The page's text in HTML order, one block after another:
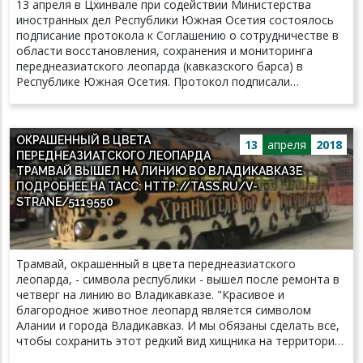
леопардов. — Мы поддерживаем программу
восстановления популяции кавказского барса. Ведь это
наш национальный символ! Идея стилизованного трамвая
показалась нам интересной, мы готовы и в дальнейшем
участвовать в мероприятиях, которые будут
способствовать скорейшему возвращению барса на
принадлежит волонтерам эко-отряда «Барс», который
действует в рамках проекта ИПЭЭ РАН и «РусГидро».
13 апреля в Цхинвале при содействии Министерства
иностранных дел Республики Южная Осетия состоялось
подписание протокола к Соглашению о сотрудничестве в
области восстановления, сохранения и мониторинга
переднеазиатского леопарда (кавказского барса) в
Республике Южная Осетия. Протокол подписали
природопользования РЮО Б.И. Бестауты и старший
научный сотрудник ИПЭЭ РАН А.А. Ячменникова. Ранее
Председателем Комитета геологии, экологии и
природопользования РЮО Б.И. Бестауты и директором
Федерального государственного бюджетного учреждения
науки ИПЭЭ РАН В.В. Рожновым было подписано само
Соглашение. Настоящее Соглашение предусматривает
двустороннее сотрудничество РЮО и ИПЭЭ РАН в сборе
информации и мониторинге экологических аспектов
восстановления переднеазиатского леопарда на
территории Южной Осетии. Программа реализуется
Министерством природных ресурсов и экологии
Российской Федерации при участии Сочинского
национального парка, Кавказского заповедника, ИПЭЭ
РАН, Московского зоопарка, АНО «Центр природы
Кавказа» и Всемирногой фонда природы России, а также
13 апреля 2018
ОКРАШЕННЫЙ В ЦВЕТА
ПЕРЕДНЕАЗИАТСКОГО ЛЕОПАРДА
ТРАМВАЙ ВЫШЕЛ НА ЛИНИЮ ВО ВЛАДИКАВКАЗЕ
ПОДРОБНЕЕ НА ТАСС: HTTP://TASS.RU/V-
STRANE/5119550
Трамвай, окрашенный в цвета переднеазиатского
леопарда, - символа республики - вышел после ремонта в
четверг на линию во Владикавказе. "Красивое и
благородное животное леопард является символом
Алании и города Владикавказ. И мы обязаны сделать все,
чтобы сохранить этот редкий вид хищника на территории